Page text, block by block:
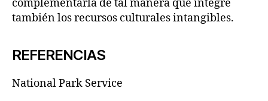
complementarla de tal manera que integre
también los recursos culturales intangibles.
REFERENCIAS
National Park Service